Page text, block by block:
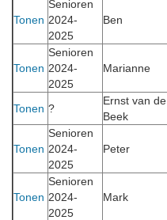
Tonen
Senioren
2024-
2025
Ben
Tonen
Senioren
2024-
2025
Marianne
Tonen ?
Ernst van de
Beek
Tonen
Senioren
2024-
2025
Peter
Tonen
Senioren
2024-
2025
Mark